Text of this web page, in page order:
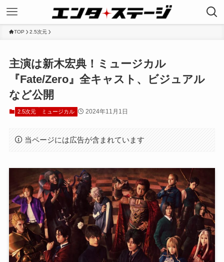
TOP 2.5次元
主演は新木宏典！ミュージカル
『Fate/Zero』全キャスト、ビジュアル
など公開
2.5次元 ミュージカル 2024年11月1日
当ページには広告が含まれています